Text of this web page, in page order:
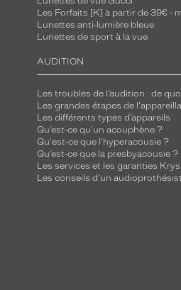
Les Forfaits [K] à partir de 39€ -
Lunettes anti-lumière bleue
Lunettes de sport à la vue
AUDITION
Les troubles de l’audition : de
Les grandes étapes de
Les différents types d’appareils
Qu’est-ce qu'un acouphène ?
Qu'est-ce que l'hyperacousie ?
Qu’est-ce que la presbyacousie ?
Les services et les garanties
Les conseils d'un